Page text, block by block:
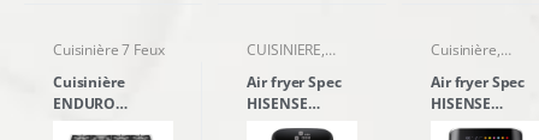
Cuisinière 7 Feux
Cuisinière
ENDURO
PCK100X60X
CUISINIERE,
Air fryer Spec
HISENSE
H06AFGY1S1
Cuisinière,
Air fryer Spec
HISENSE
H06AFBS2S3